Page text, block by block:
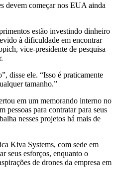
devem começar nos EUA ainda
estão investindo dinheiro
à dificuldade em encontrar
vice-presidente de pesquisa
disse ele. “Isso é praticamente
tamanho.”
em um memorando interno no
pessoas para contratar para seus
nesses projetos há mais de
Kiva Systems, com sede em
seus esforços, enquanto o
de drones da empresa em